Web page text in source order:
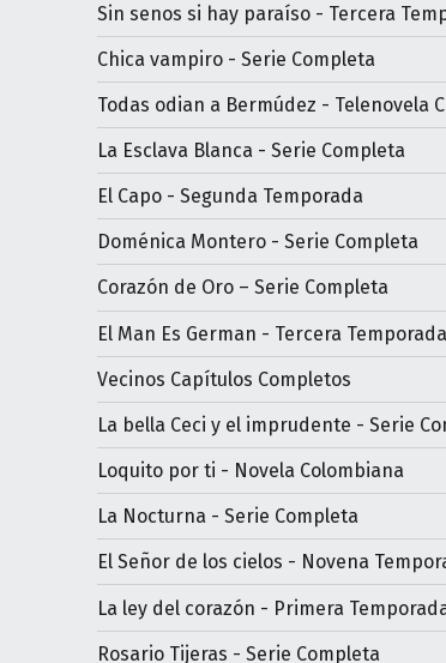
Sin senos si hay paraíso - Tercera
Chica vampiro - Serie Completa
Todas odian a Bermúdez - Telenovela
La Esclava Blanca - Serie Completa
El Capo - Segunda Temporada
Doménica Montero - Serie Completa
Corazón de Oro – Serie Completa
El Man Es German - Tercera Temporada
Vecinos Capítulos Completos
La bella Ceci y el imprudente - Serie
Loquito por ti - Novela Colombiana
La Nocturna - Serie Completa
El Señor de los cielos - Novena
La ley del corazón - Primera
Rosario Tijeras - Serie Completa